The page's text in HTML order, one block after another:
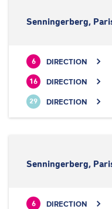
Senningerberg,
6 DIRECTION
16 DIRECTION
29 DIRECTION
Senningerberg,
6 DIRECTION